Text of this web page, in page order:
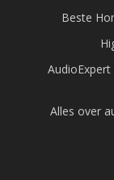
Beste
Alles over